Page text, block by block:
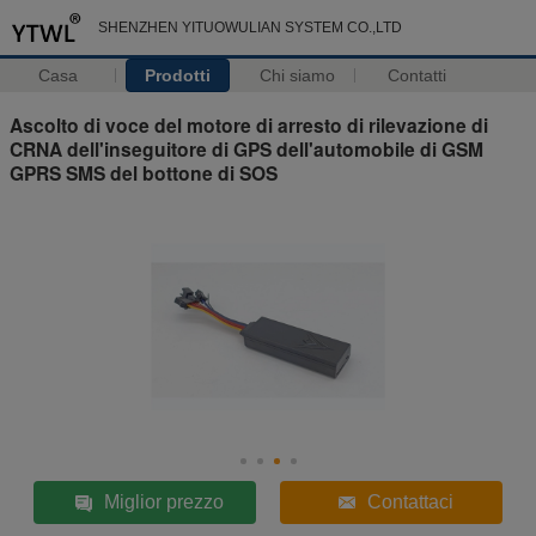
SHENZHEN YITUOWULIAN SYSTEM CO.,LTD
Casa Prodotti Chi siamo Contatti
Ascolto di voce del motore di arresto di rilevazione di
CRNA dell'inseguitore di GPS dell'automobile di GSM
GPRS SMS del bottone di SOS
Miglior prezzo Contattaci